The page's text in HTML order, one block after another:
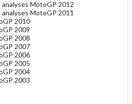
MotoGP 2012
MotoGP 2011
2010
2009
2008
2007
2006
2005
2004
2003